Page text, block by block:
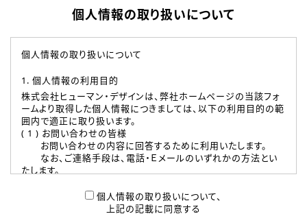
個人情報の取り扱いについて
個人情報の取り扱いについて
1. 個人情報の利用目的
株式会社ヒューマン・デザインは、弊社ホームページの当該フォ
ームより取得した個人情報につきましては、以下の利用目的の範
囲内で適正に取り扱います。
( 1 ) お問い合わせの皆様
お問い合わせの内容に回答するために利用いたします。
なお、ご連絡手段は、電話・Ｅメールのいずれかの方法とい
たします。
本登録に関するご連絡および本登録時の参考情報として利
個人情報の取り扱いについて、
上記の記載に同意する